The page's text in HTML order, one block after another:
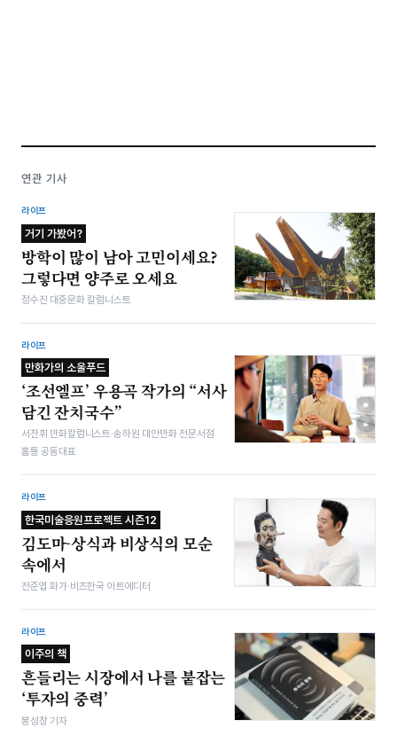
연관 기사
라이프
거기 가봤어?
방학이 많이 남아 고민이세요?
그렇다면 양주로 오세요
정수진 대중문화 칼럼니스트
라이프
만화가의 소울푸드
‘조선엘프’ 우용곡 작가의 “서사
담긴 잔치국수”
서찬휘 만화칼럼니스트·송하원 대안만화 전문서점
홈통 공동대표
라이프
한국미술응원프로젝트 시즌12
김도마-상식과 비상식의 모순
속에서
전준엽 화가·비즈한국 아트에디터
라이프
이주의 책
흔들리는 시장에서 나를 붙잡는
‘투자의 중력’
봉성창 기자